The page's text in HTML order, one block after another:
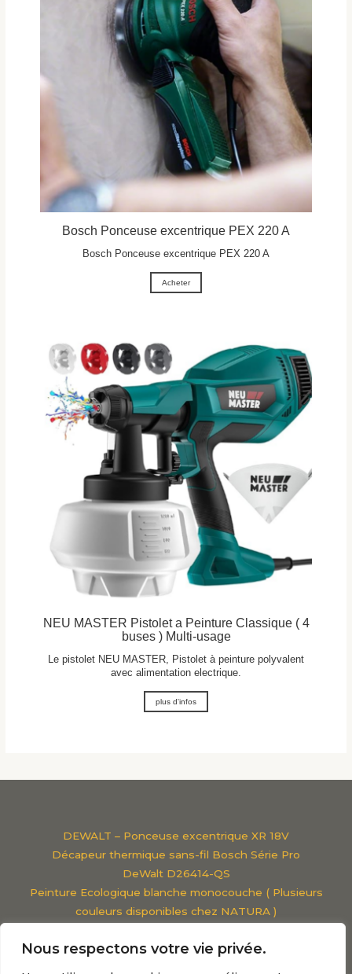
Nous respectons votre vie privée.
Bosch Ponceuse excentrique PEX 220 A
Bosch Ponceuse excentrique PEX 220 A
Acheter
NEU MASTER Pistolet a Peinture Classique ( 4
buses ) Multi-usage
Le pistolet NEU MASTER, Pistolet à peinture polyvalent
avec alimentation electrique.
plus d'infos
DEWALT – Ponceuse excentrique XR 18V
Décapeur thermique sans-fil Bosch Série Pro
DeWalt D26414-QS
Peinture Ecologique blanche monocouche ( Plusieurs
couleurs disponibles chez NATURA )
Pistolet à peinture parkside